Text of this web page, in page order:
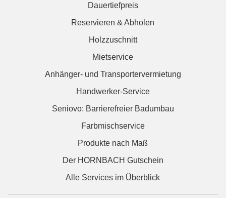
Dauertiefpreis
Reservieren & Abholen
Holzzuschnitt
Mietservice
Anhänger- und Transportervermietung
Handwerker-Service
Seniovo: Barrierefreier Badumbau
Farbmischservice
Produkte nach Maß
Der HORNBACH Gutschein
Alle Services im Überblick